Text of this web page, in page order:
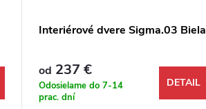
Interiérové dvere Sigma.03 Biela
od 237 €
Odosielame do 7-14
prac. dní
DETAIL